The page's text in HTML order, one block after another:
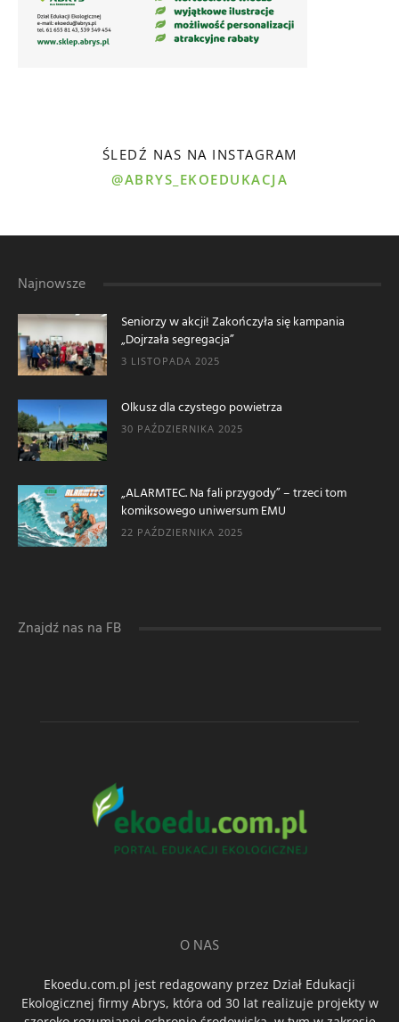
ŚLEDŹ NAS NA INSTAGRAM
@ABRYS_EKOEDUKACJA
Najnowsze
Seniorzy w akcji! Zakończyła się kampania
„Dojrzała segregacja”
3 LISTOPADA 2025
Olkusz dla czystego powietrza
30 PAŹDZIERNIKA 2025
„ALARMTEC. Na fali przygody” – trzeci tom
komiksowego uniwersum EMU
22 PAŹDZIERNIKA 2025
Znajdź nas na FB
O NAS
Ekoedu.com.pl jest redagowany przez Dział Edukacji
Ekologicznej firmy Abrys, która od 30 lat realizuje projekty w